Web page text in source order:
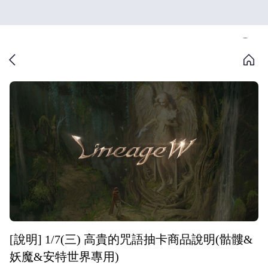
[說明] 1/7(三) 高貴的咒語抽卡商品說明(骷髏&
妖魔&安特世界專用)